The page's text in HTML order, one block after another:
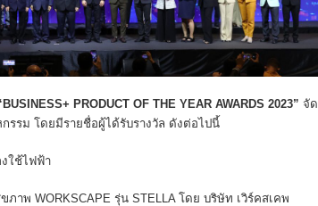
BUSINESS+ PRODUCT OF THE YEAR AWARDS 2023” จัด
รรม โดยมีรายชื่อผู้ได้รับรางวัล ดังต่อไปนี้
ใช้ไฟฟ้า
าพ WORKSCAPE รุ่น STELLA โดย บริษัท เวิร์คสเคพ